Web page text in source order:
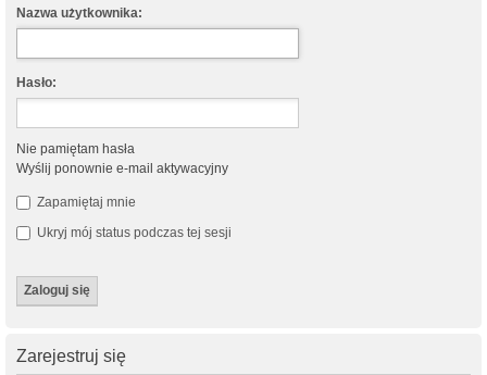
Nazwa użytkownika:
Hasło:
Nie pamiętam hasła
Wyślij ponownie e-mail aktywacyjny
Zapamiętaj mnie
Ukryj mój status podczas tej sesji
Zarejestruj się